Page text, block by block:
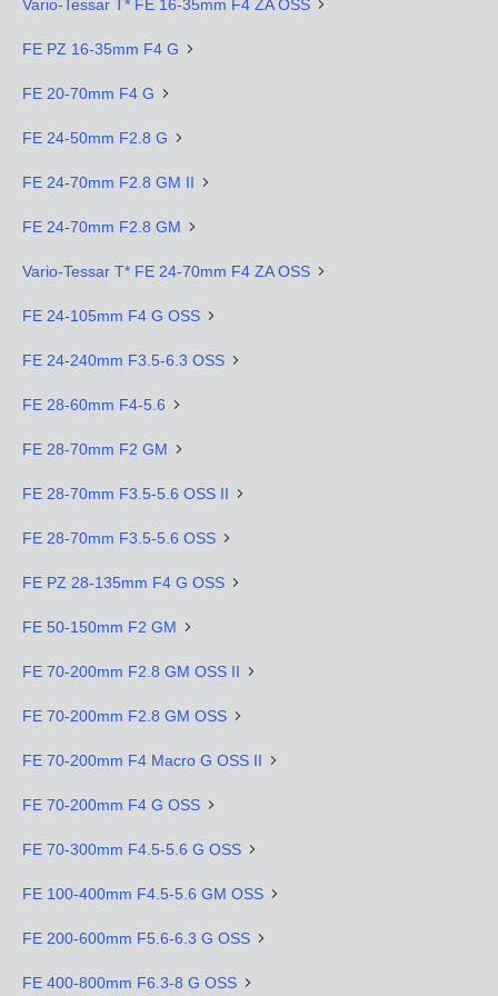
Vario-Tessar T* FE 16-35mm F4 ZA OSS
FE PZ 16-35mm F4 G
FE 20-70mm F4 G
FE 24-50mm F2.8 G
FE 24-70mm F2.8 GM II
FE 24-70mm F2.8 GM
Vario-Tessar T* FE 24-70mm F4 ZA OSS
FE 24-105mm F4 G OSS
FE 24-240mm F3.5-6.3 OSS
FE 28-60mm F4-5.6
FE 28-70mm F2 GM
FE 28-70mm F3.5-5.6 OSS II
FE 28-70mm F3.5-5.6 OSS
FE PZ 28-135mm F4 G OSS
FE 50-150mm F2 GM
FE 70-200mm F2.8 GM OSS II
FE 70-200mm F2.8 GM OSS
FE 70-200mm F4 Macro G OSS II
FE 70-200mm F4 G OSS
FE 70-300mm F4.5-5.6 G OSS
FE 100-400mm F4.5-5.6 GM OSS
FE 200-600mm F5.6-6.3 G OSS
FE 400-800mm F6.3-8 G OSS